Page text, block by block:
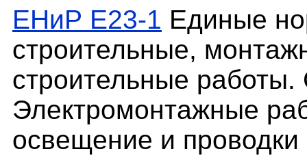
ЕНиР Е23-1 Единые
строительные,
строительные
Электромонтажные
освещение и проводки